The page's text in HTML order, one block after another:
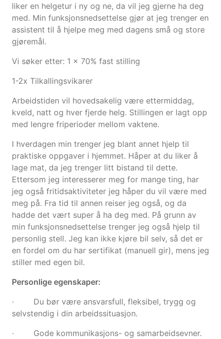
liker en helgetur i ny og ne, da vil jeg gjerne ha deg
med. Min funksjonsnedsettelse gjør at jeg trenger en
assistent til å hjelpe meg med dagens små og store
gjøremål.
Vi søker etter: 1 x 70% fast stilling
1-2x Tilkallingsvikarer
Arbeidstiden vil hovedsakelig være ettermiddag,
kveld, natt og hver fjerde helg. Stillingen er lagt opp
med lengre friperioder mellom vaktene.
I hverdagen min trenger jeg blant annet hjelp til
praktiske oppgaver i hjemmet. Håper at du liker å
lage mat, da jeg trenger litt bistand til dette.
Ettersom jeg interesserer meg for mange ting, har
jeg også fritidsaktiviteter jeg håper du vil være med
meg på. Fra tid til annen reiser jeg også, og da
hadde det vært super å ha deg med. På grunn av
min funksjonsnedsettelse trenger jeg også hjelp til
personlig stell. Jeg kan ikke kjøre bil selv, så det er
en fordel om du har sertifikat (manuell gir), mens jeg
stiller med egen bil.
Personlige egenskaper:
· Du bør være ansvarsfull, fleksibel, trygg og
selvstendig i din arbeidssituasjon.
· Gode kommunikasjons- og samarbeidsevner.